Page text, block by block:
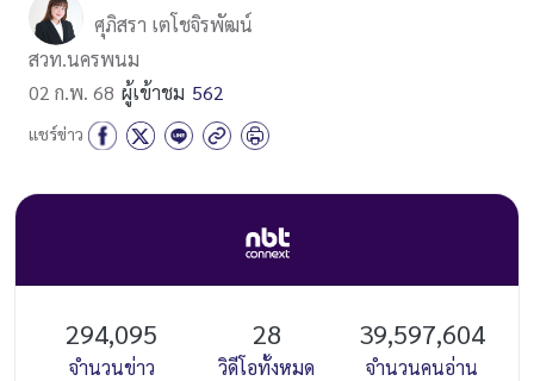
ศุภิสรา เตโชจิรพัฒน์
สวท.นครพนม
02 ก.พ. 68 ผู้เข้าชม 562
แชร์ข่าว
294,095
จำนวนข่าว
28
วิดีโอทั้งหมด
39,597,604
จำนวนคนอ่าน